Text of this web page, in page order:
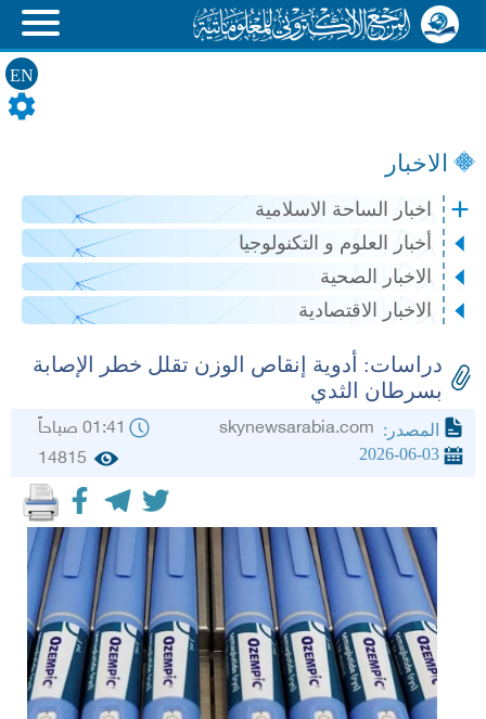
EN
الاخبار
اخبار الساحة الاسلامية
أخبار العلوم و التكنولوجيا
الاخبار الصحية
الاخبار الاقتصادية
دراسات: أدوية إنقاص الوزن تقلل خطر الإصابة
بسرطان الثدي
المصدر: 01:41 صباحاً
2026-06-03
14815